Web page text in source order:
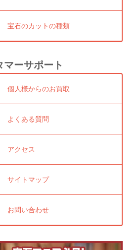
宝石のカットの種類
マーサポート
個人様からのお買取
よくある質問
アクセス
サイトマップ
お問い合わせ